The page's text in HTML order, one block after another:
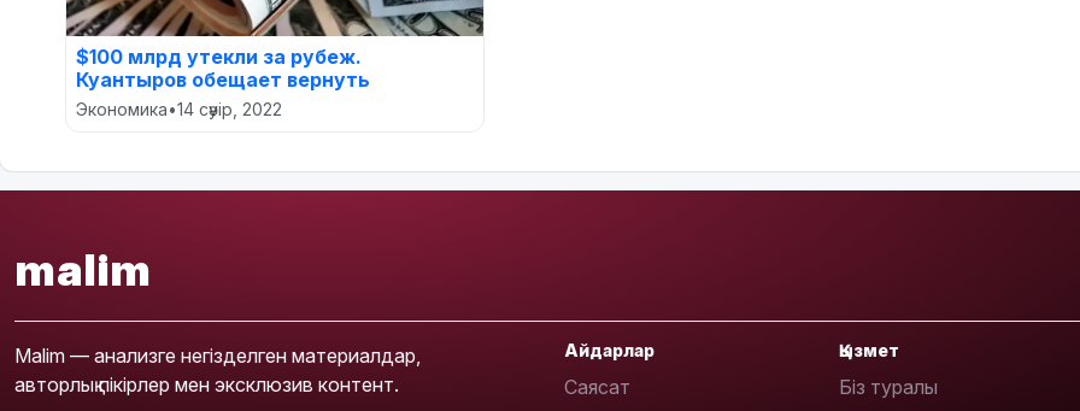
$100 млрд утекли за рубеж.
Куантыров обещает вернуть
Экономика•14 сәуір, 2022
malim
Malim — анализге негізделген материалдар,
авторлық пікірлер мен эксклюзив контент.
Айдарлар
Саясат
Қызмет
Біз туралы